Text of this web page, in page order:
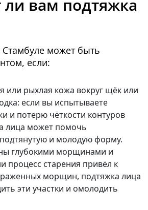
ли вам подтяжка
может быть
если:
или рыхлая кожа вокруг щёк или
если вы испытываете
и потерю чёткости контуров
лица может помочь
и молодую форму.
глубокими морщинами и
процесс старения привёл к
морщин, подтяжка лица
эти участки и омолодить